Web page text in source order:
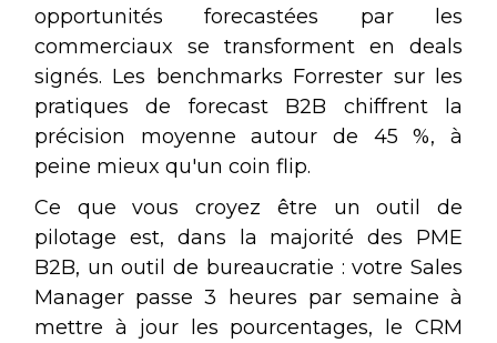
opportunités forecastées par les
commerciaux se transforment en deals
signés. Les benchmarks Forrester sur les
pratiques de forecast B2B chiffrent la
précision moyenne autour de 45 %, à
peine mieux qu'un coin flip.
Ce que vous croyez être un outil de
pilotage est, dans la majorité des PME
B2B, un outil de bureaucratie : votre Sales
Manager passe 3 heures par semaine à
mettre à jour les pourcentages, le CRM